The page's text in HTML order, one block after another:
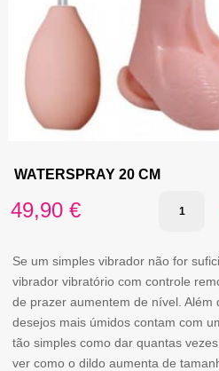
WATERSPRAY 20 CM
49,90 €
20
CM
Se um simples vibrador não for
vibrador vibratório com controle
de prazer aumentem de nível. Além
desejos mais úmidos contam com
tão simples como dar quantas
ver como o dildo aumenta de